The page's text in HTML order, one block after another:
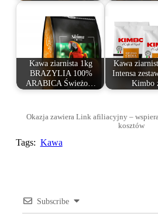
Kawa ziarnista 1kg
BRAZYLIA 100%
ARABICA Świeżo…
Kawa
Intensa
Kimbo
Okazja zawiera Link afiliacyjny –
kosztów
Tags: Kawa
Subscribe